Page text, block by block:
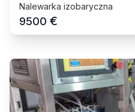
Nalewarka izobaryczna
9500 €